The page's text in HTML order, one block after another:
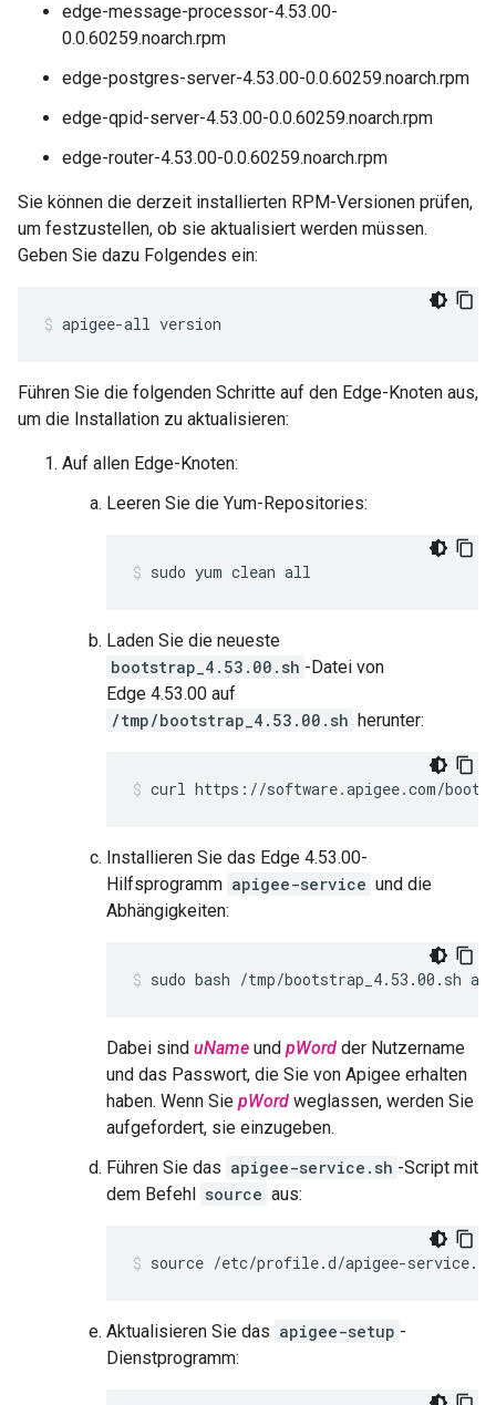
edge-message-processor-4.53.00-
0.0.60259.noarch.rpm
edge-postgres-server-4.53.00-0.0.60259.noarch.rpm
edge-qpid-server-4.53.00-0.0.60259.noarch.rpm
edge-router-4.53.00-0.0.60259.noarch.rpm
Sie können die derzeit installierten RPM-Versionen prüfen,
um festzustellen, ob sie aktualisiert werden müssen.
Geben Sie dazu Folgendes ein:
apigee-all version
Führen Sie die folgenden Schritte auf den Edge-Knoten aus,
um die Installation zu aktualisieren:
Auf allen Edge-Knoten:
Leeren Sie die Yum-Repositories:
sudo yum clean all
Laden Sie die neueste
bootstrap_4.53.00.sh -Datei von
Edge 4.53.00 auf
/tmp/bootstrap_4.53.00.sh herunter:
curl https://software.apigee.com/
Installieren Sie das Edge 4.53.00-
Hilfsprogramm apigee-service und die
Abhängigkeiten:
sudo bash /tmp/bootstrap_4.53.00.sh
Dabei sind uName und pWord der Nutzername
und das Passwort, die Sie von Apigee erhalten
haben. Wenn Sie pWord weglassen, werden Sie
aufgefordert, sie einzugeben.
Führen Sie das apigee-service.sh -Script mit
dem Befehl source aus:
source /etc/profile.d/apigee-service.sh
Aktualisieren Sie das apigee-setup -
Dienstprogramm: